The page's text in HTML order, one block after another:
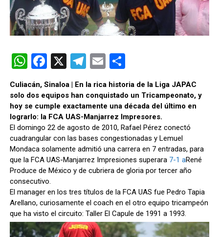
W
at
s
A
p
p
F
ce
b
o
o
k
X
T
e
gr
a
m
E
ail m
p
ar
tir
Culiacán, Sinaloa | En la rica historia de la Liga JAPAC
solo dos equipos han conquistado un Tricampeonato, y
hoy se cumple exactamente una década del último en
lograrlo: la FCA UAS-Manjarrez Impresores.
El domingo 22 de agosto de 2010, Rafael Pérez conectó
cuadrangular con las bases congestionadas y Lemuel
Mondaca solamente admitió una carrera en 7 entradas, para
que la FCA UAS-Manjarrez Impresiones superara 7-1 aRené
Produce de México y de cubriera de gloria por tercer año
consecutivo.
El manager en los tres títulos de la FCA UAS fue Pedro Tapia
Arellano, curiosamente el coach en el otro equipo tricampeón
que ha visto el circuito: Taller El Capule de 1991 a 1993.